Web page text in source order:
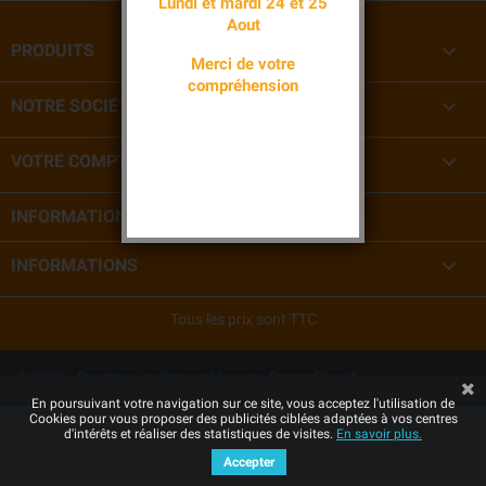
PRODUITS 
NOTRE SOCIÉTÉ 
VOTRE COMPTE 
INFORMATIONS
INFORMATIONS 
Tous les prix sont TTC
En poursuivant votre navigation sur ce site, vous acceptez l'utilisation de
Cookies pour vous proposer des publicités ciblées adaptées à vos centres
d'intérêts et réaliser des statistiques de visites. En savoir plus.
Accepter
Aout
Merci de votre
compréhension